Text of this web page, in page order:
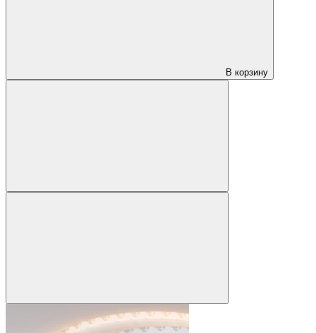
В корзину